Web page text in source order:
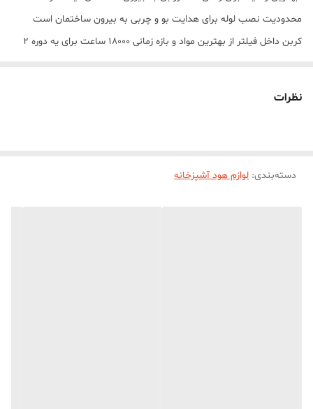
محدودیت نصب لوله برای هدایت بو و چربی به بیرون ساختمان است
کربن داخل فیلتر از بهترین مواد و بازه زمانی ۱۸۰۰۰ ساعت برای یه دوره 2
نظرات
دسته‌بندی: لوازم هود آشپزخانه